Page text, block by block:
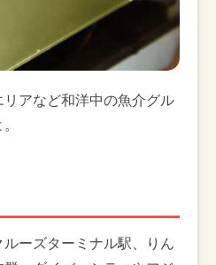
アなど和洋中の魚介グル
ーズターミナル駅、りん